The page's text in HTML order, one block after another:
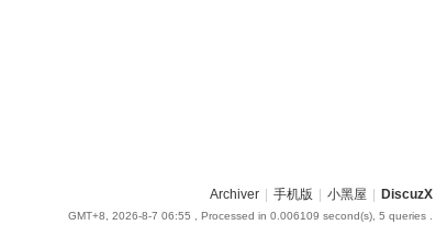
Archiver 手机版 小黑屋 DiscuzX
GMT+8, 2026-8-7 06:55 , Processed in 0.006109 second(s), 5 queries .